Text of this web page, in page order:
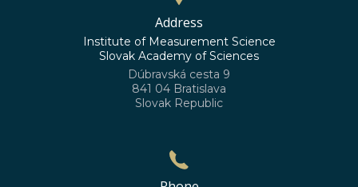
Address
Institute of Measurement Science
Slovak Academy of Sciences
Dúbravská cesta 9
841 04 Bratislava
Slovak Republic